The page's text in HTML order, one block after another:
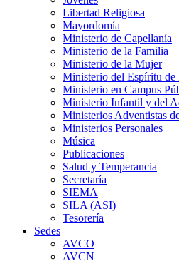
Libertad Religiosa
Mayordomía
Ministerio de Capellanía
Ministerio de la Familia
Ministerio de la Mujer
Ministerio del Espíritu de
Ministerio en Campus
Ministerio Infantil y del
Ministerios Adventistas
Ministerios Personales
Música
Publicaciones
Salud y Temperancia
Secretaría
SIEMA
SILA (ASI)
Tesorería
Sedes
AVCO
AVCN